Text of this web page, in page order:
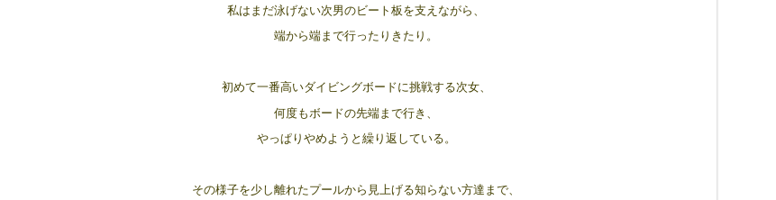
私はまだ泳げない次男のビート板を支えながら、
端から端まで行ったりきたり。
初めて一番高いダイビングボードに挑戦する次女、
何度もボードの先端まで行き、
やっぱりやめようと繰り返している。
その様子を少し離れたプールから見上げる知らない方達まで、